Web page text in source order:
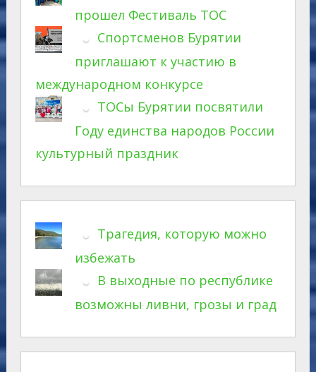
прошел Фестиваль ТОС
Спортсменов Бурятии
приглашают к участию в
международном конкурсе
ТОСы Бурятии посвятили
Году единства народов России
культурный праздник
Трагедия, которую можно
избежать
В выходные по республике
возможны ливни, грозы и град